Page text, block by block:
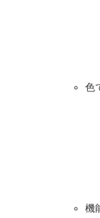
色
機